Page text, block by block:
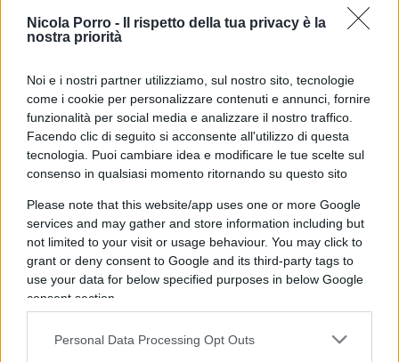
Nicola Porro -
Il rispetto della tua privacy è la
nostra priorità
Noi e i nostri partner utilizziamo, sul nostro sito, tecnologie
come i cookie per personalizzare contenuti e annunci, fornire
funzionalità per social media e analizzare il nostro traffico.
Facendo clic di seguito si acconsente all'utilizzo di questa
tecnologia. Puoi cambiare idea e modificare le tue scelte sul
consenso in qualsiasi momento ritornando su questo sito
Please note that this website/app uses one or more Google
services and may gather and store information including but
not limited to your visit or usage behaviour. You may click to
grant or deny consent to Google and its third-party tags to
use your data for below specified purposes in below Google
consent section.
Personal Data Processing Opt Outs
L’Onu si immischia su Cospito (ma sbaglia)
Pochi minuti fa, Alfredo Cospito ha interrotto lo
sciopero della fame, come annunciato dal
Tribunale di Sorveglianza di Milano, senza però
dare nessuna motivazione a riguardo. Il dato
curioso, però, è che la “linea dura” dell’anarchico
sia terminata proprio all’indomani del verdetto
della Consulta. Un dato curioso, appunto, per un
terrorista che si era detto“pronto a morireper
far conoscere al mondo cos’è il 41-bis”.